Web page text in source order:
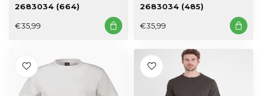
2683034 (664)
€35,99
2683034 (485)
€35,99